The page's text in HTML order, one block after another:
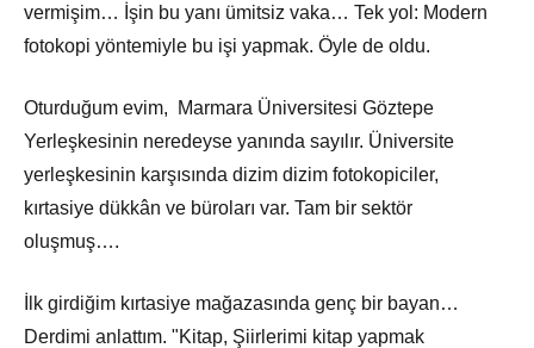
vermişim… İşin bu yanı ümitsiz vaka… Tek yol: Modern
fotokopi yöntemiyle bu işi yapmak. Öyle de oldu.
Oturduğum evim, Marmara Üniversitesi Göztepe
Yerleşkesinin neredeyse yanında sayılır. Üniversite
yerleşkesinin karşısında dizim dizim fotokopiciler,
kırtasiye dükkân ve büroları var. Tam bir sektör
oluşmuş….
İlk girdiğim kırtasiye mağazasında genç bir bayan…
Derdimi anlattım. "Kitap, Şiirlerimi kitap yapmak